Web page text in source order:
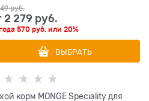
руб.
2 279 руб.
570 руб. или20%
ВЫБРАТЬ
корм MONGE Speciality для